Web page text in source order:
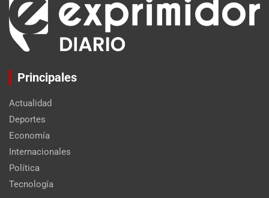
Principales
Actualidad
Deportes
Economía
Internacionales
Política
Tecnología